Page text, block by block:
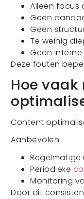
Alleen focus
Geen
Geen
Te weinig
Geen interne
Deze fouten
Hoe
Content
Aanbevolen:
Periodieke
Monitoring
Door dit